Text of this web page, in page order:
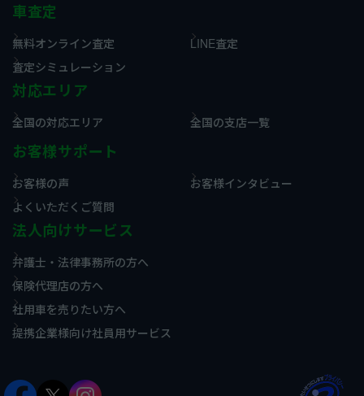
車査定
無料オンライン査定
LINE査定
査定シミュレーション
対応エリア
全国の対応エリア 全国の支店一覧
お客様サポート
お客様の声
お客様インタビュー
よくいただくご質問
法人向けサービス
弁護士・法律事務所の方へ
保険代理店の方へ
社用車を売りたい方へ
提携企業様向け社員用サービス